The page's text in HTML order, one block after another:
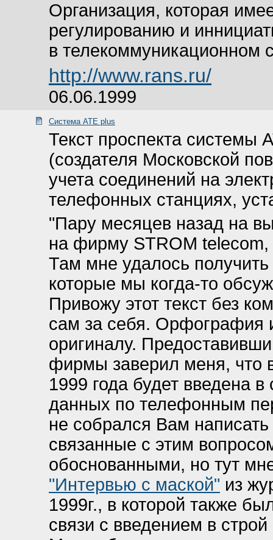
Организация, которая
регулированию и
в телекоммуникационном
http://www.rans.ru/
06.06.1999
Система ATE plus
Текст проспекта
(создателя Московской
учета соединений на
телефонных станциях,
"Пару месяцев назад на
на фирму STROM telecom,
Там мне удалось
которые мы когда-то
Привожу этот текст без
сам за себя. Орфография
оригиналу.
фирмы заверил меня, что
1999 года будет введена
данных по телефонным
не собрался Вам
связанные с этим
обоснованными, но тут
"Интервью с маской" из
1999г., в которой также
связи с введением в